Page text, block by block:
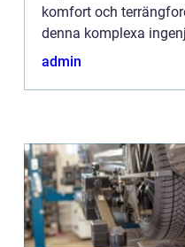
komfort och
denna komplexa
specifika utmaningar
admin